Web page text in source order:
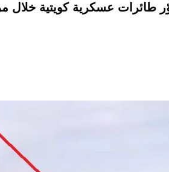
طائرات عسكرية كويتية خلال